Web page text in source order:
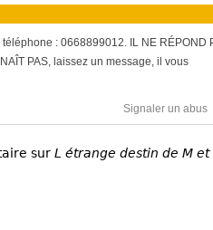
: 0668899012. IL NE RÉPOND
PAS, laissez un message, il vous
Signaler un abus
sur L étrange destin de M et